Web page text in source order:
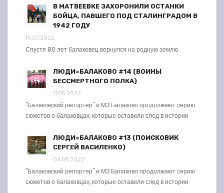
В МАТВЕЕВКЕ ЗАХОРОНИЛИ ОСТАНКИ
БОЙЦА, ПАВШЕГО ПОД СТАЛИНГРАДОМ В
1942 ГОДУ
15.07.2022
Спустя 80 лет балаковец вернулся на родную землю
ЛЮДИ=БАЛАКОВО #14 (ВОИНЫ
БЕССМЕРТНОГО ПОЛКА)
11.05.2022
"Балаковский репортер" и МЗ Балаково продолжают серию
сюжетов о балаковцах, которые оставили след в истории
ЛЮДИ=БАЛАКОВО #13 (ПОИСКОВИК
СЕРГЕЙ ВАСИЛЕНКО)
04.05.2022
"Балаковский репортер" и МЗ Балаково продолжают серию
сюжетов о балаковцах, которые оставили след в истории